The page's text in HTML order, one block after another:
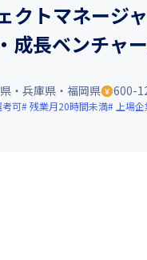
クトマネージ
成長ベンチャ
・兵庫県・福岡県 600-
考可 残業月20時間未満 上場